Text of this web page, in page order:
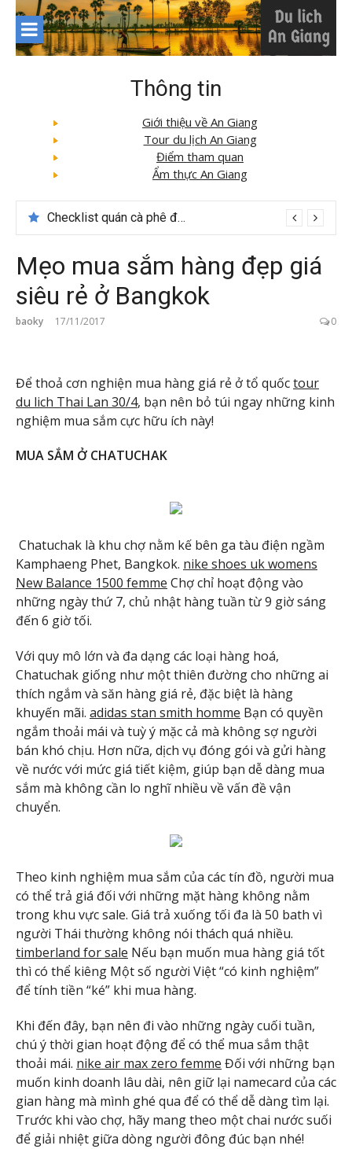
Skip
content
Thông tin
Giới thiệu về An Giang
Tour du lịch An Giang
Điểm tham quan
Ẩm thực An Giang
Du lịch Sapa: Khám phá bản Ý Linh Hồ độc đáo giữa Tây Bắc
Mẹo mua sắm hàng đẹp giá
siêu rẻ ở Bangkok
baoky 17/11/2017 0
Để thoả cơn nghiện mua hàng giá rẻ ở tổ quốctour
du lich Thai Lan 30/4, bạn nên bỏ túi ngay những kinh
nghiệm mua sắm cực hữu ích này!
MUA SẮM Ở CHATUCHAK
Chatuchak là khu chợ nằm kế bên ga tàu điện ngầm
Kamphaeng Phet, Bangkok. nike shoes uk womens
New Balance 1500 femme Chợ chỉ hoạt động vào
những ngày thứ 7, chủ nhật hàng tuần từ 9 giờ sáng
đến 6 giờ tối.
Với quy mô lớn và đa dạng các loại hàng hoá,
Chatuchak giống như một thiên đường cho những ai
thích ngắm và săn hàng giá rẻ, đặc biệt là hàng
khuyến mãi. adidas stan smith homme Bạn có quyền
ngắm thoải mái và tuỳ ý mặc cả mà không sợ người
bán khó chịu. Hơn nữa, dịch vụ đóng gói và gửi hàng
về nước với mức giá tiết kiệm, giúp bạn dễ dàng mua
sắm mà không cần lo nghĩ nhiều về vấn đề vận
chuyển.
Theo kinh nghiệm mua sắm của các tín đồ, người mua
có thể trả giá đối với những mặt hàng không nằm
trong khu vực sale. Giá trả xuống tối đa là 50 bath vì
người Thái thường không nói thách quá nhiều.
timberland for sale Nếu bạn muốn mua hàng giá tốt
thì có thể kiêng Một số người Việt “có kinh nghiệm”
để tính tiền “ké” khi mua hàng.
Khi đến đây, bạn nên đi vào những ngày cuối tuần,
chú ý thời gian hoạt động để có thể mua sắm thật
thoải mái. nike air max zero femme Đối với những bạn
muốn kinh doanh lâu dài, nên giữ lại namecard của các
gian hàng mà mình ghé qua để có thể dễ dàng tìm lại.
Trước khi vào chợ, hãy mang theo một chai nước suối
để giải nhiệt giữa dòng người đông đúc bạn nhé!